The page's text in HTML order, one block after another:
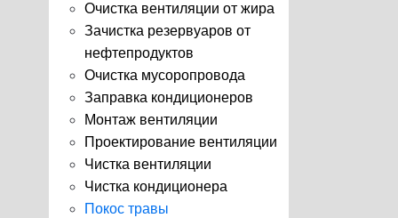
Очистка вентиляции от жира
Зачистка резервуаров от
нефтепродуктов
Очистка мусоропровода
Заправка кондиционеров
Монтаж вентиляции
Проектирование вентиляции
Чистка вентиляции
Чистка кондиционера
Покос травы